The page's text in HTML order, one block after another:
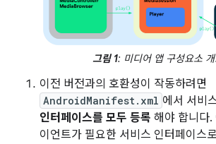
그림 1: 미디어 앱 구성요소
이전 버전과의 호환성이 작동하려면
AndroidManifest.xml 에서 서비
인터페이스를 모두 등록 해야 합니다
이언트가 필요한 서비스 인터페이스